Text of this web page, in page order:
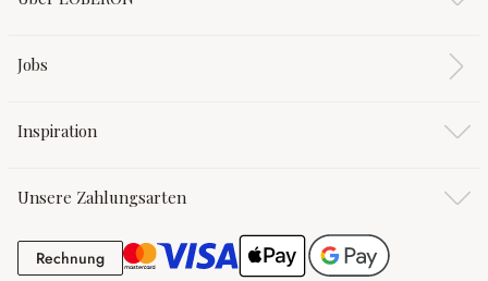
Jobs
Inspiration
Unsere Zahlungsarten
RechnungRechnung